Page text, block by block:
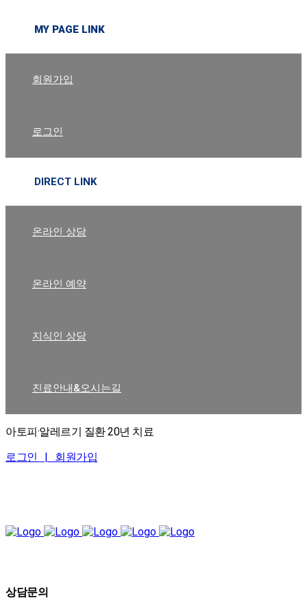
MY PAGE LINK
회원가입
로그인
DIRECT LINK
온라인 상담
온라인 예약
지식인 상담
진료안내&오시는길
아토피·알레르기 질환 20년 치료
로그인 | 회원가입
상담문의